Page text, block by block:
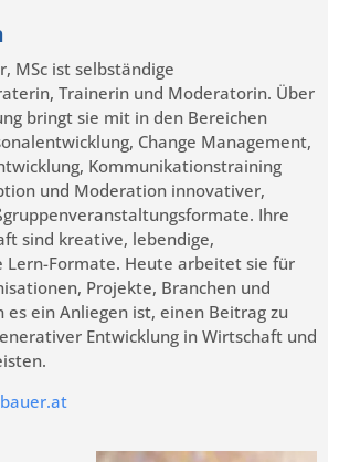
MSc ist selbständige
Trainerin und Moderatorin. Über
bringt sie mit in den Bereichen
Change Management,
Kommunikationstraining
und Moderation innovativer,
Ihre
sind kreative, lebendige,
Lern-Formate. Heute arbeitet sie für
Projekte, Branchen und
ein Anliegen ist, einen Beitrag zu
Entwicklung in Wirtschaft und